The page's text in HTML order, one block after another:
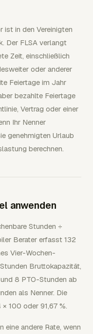
ist in den Vereinigten
Der FLSA verlangt
Zeit, einschließlich
oder anderer
Feiertage im Jahr
bezahlte Feiertage
Vertrag oder einer
Ihr Nenner
genehmigten Urlaub
berechnen.
anwenden
Stunden ÷
Berater erfasst 132
Vier-Wochen-
Bruttokapazität,
8 PTO-Stunden ab
als Nenner. Die
100 oder 91,67 %.
eine andere Rate, wenn